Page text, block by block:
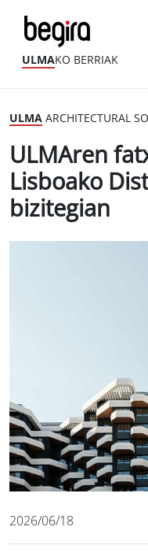
ULMAKO BERRIAK
ULMA ARCHITECTURAL
ULMAren
Lisboako
bizitegian
2026/06/18